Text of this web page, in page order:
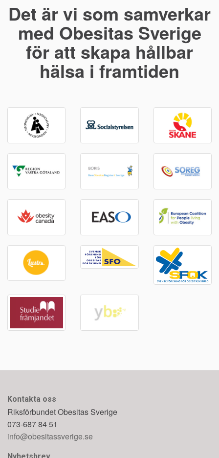
Det är vi som samverkar
med Obesitas Sverige
för att skapa hållbar
hälsa i framtiden
Kontakta oss
Riksförbundet Obesitas Sverige
073-687 84 51
info@obesitassverige.se